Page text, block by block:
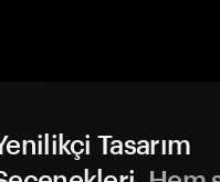
Tasarım